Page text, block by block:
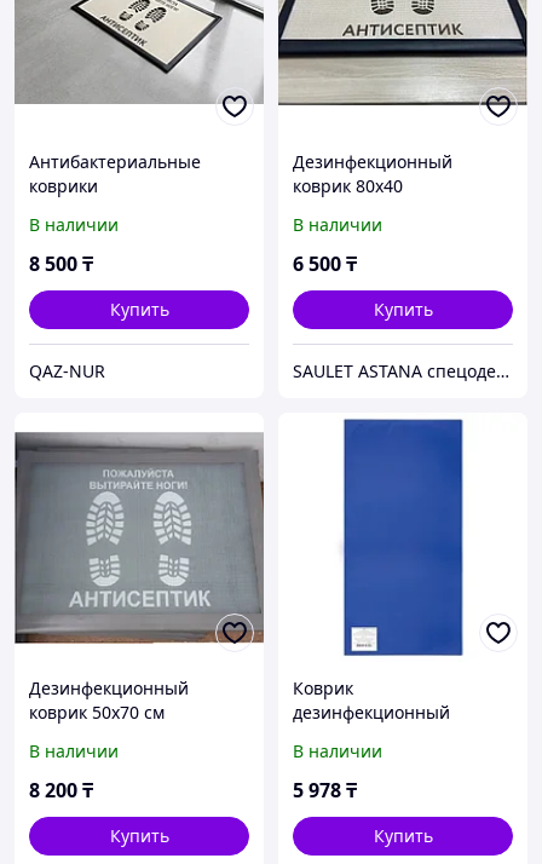
Антибактериальные
коврики
коврик 60×40 см
В наличии
8 500₸
Купить
QAZ-NUR
Дезинфекционный
коврик 80х40
В наличии
6 500₸
Купить
SAULET ASTANA спецодежда
Дезинфекционный
коврик 50х70 см
В наличии
8 200₸
Купить
Коврик
дезинфекционный
см, толщина 3 см, серый
В наличии
5 978₸
Купить